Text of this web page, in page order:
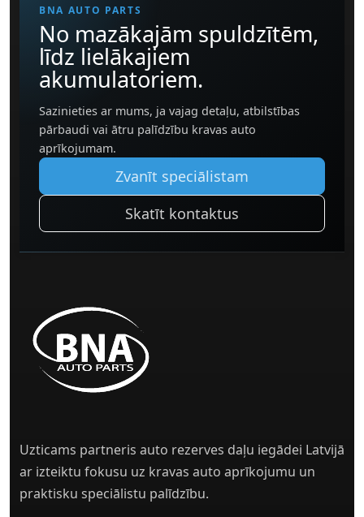
BNA AUTO PARTS
No mazākajām spuldzītēm,
līdz lielākajiem
akumulatoriem.
Sazinieties ar mums, ja vajag detaļu, atbilstības
pārbaudi vai ātru palīdzību kravas auto
aprīkojumam.
Zvanīt speciālistam
Skatīt kontaktus
Uzticams partneris auto rezerves daļu iegādei Latvijā
ar izteiktu fokusu uz kravas auto aprīkojumu un
praktisku speciālistu palīdzību.